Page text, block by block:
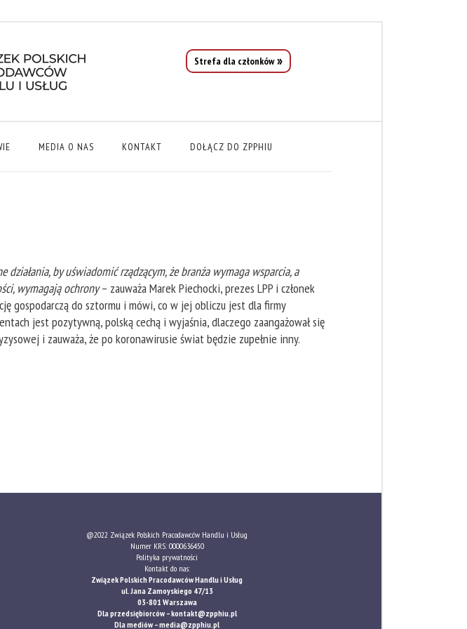
Strefa dla członków
MEDIA O NAS KONTAKT DOŁĄCZ DO ZPPHIU
by uświadomić rządzącym, że branża wymaga wsparcia, a
wymagają ochrony– zauważa Marek Piechocki, prezes LPP i członek
gospodarczą do sztormu i mówi, co w jej obliczu jest dla firmy
jest pozytywną, polską cechą i wyjaśnia, dlaczego zaangażował się
i zauważa, że po koronawirusie świat będzie zupełnie inny.
@2022 Związek Polskich Pracodawców Handlu i Usług
Numer KRS: 0000636450
Polityka prywatności
Kontakt do nas:
Związek Polskich Pracodawców Handlu i Usług
ul. Jana Zamoyskiego 47/13
03-801 Warszawa
Dla przedsiębiorców –kontakt@zpphiu.pl
Dla mediów –media@zpphiu.pl